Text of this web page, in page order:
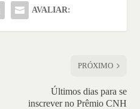
AVALIAR:
PRÓXIMO
Últimos dias para se
inscrever no Prêmio CNH